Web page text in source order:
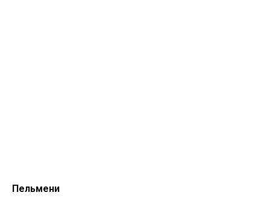
Пельмени